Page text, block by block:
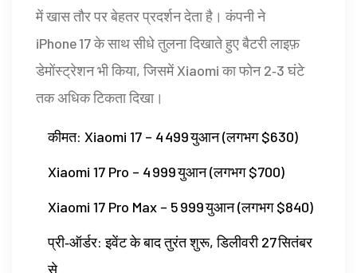
में खास तौर पर बेहतर प्रदर्शन देता है। कंपनी ने
iPhone 17 के साथ सीधे तुलना दिखाते हुए बैटरी लाइफ़
डेमोंस्ट्रेशन भी किया, जिसमें Xiaomi का फोन 2‑3 घंटे
तक अधिक टिकता दिखा।
कीमत: Xiaomi 17 – 4 499 युआन (लगभग $630)
Xiaomi 17 Pro – 4 999 युआन (लगभग $700)
Xiaomi 17 Pro Max – 5 999 युआन (लगभग $840)
प्री‑ऑर्डर: इवेंट के बाद तुरंत शुरू, डिलीवरी 27 सितंबर
से